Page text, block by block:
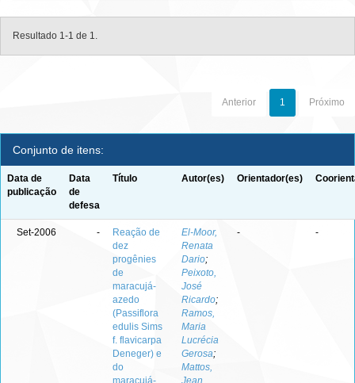
Resultado 1-1 de 1.
Anterior 1 Próximo
Conjunto de itens:
Data de
publicação
Data
de
defesa
Título Autor(es) Orientador(es)
Set-2006 -
Reação de
dez
progênies
de
maracujá-
azedo
(Passiflora
edulis Sims
f. flavicarpa
Deneger) e
do
maracujá-
El-Moor,
Renata
Dario;
Peixoto,
José
Ricardo;
Ramos,
Maria
Lucrécia
Gerosa;
Mattos,
Jean
- -